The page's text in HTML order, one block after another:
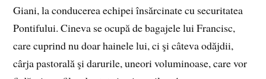
Giani, la conducerea echipei însărcinate cu securitatea
Pontifului. Cineva se ocupă de bagajele lui Francisc,
care cuprind nu doar hainele lui, ci şi câteva odăjdii,
cârja pastorală şi darurile, uneori voluminoase, care vor